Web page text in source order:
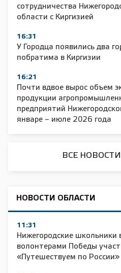
сотрудничества
области с Киргизией
16:31
У Городца появились два
побратима в Киргизии
16:21
Почти вдвое вырос объем
продукции
предприятий
январе – июле 2026 года
ВСЕ НОВОСТИ
НОВОСТИ ОБЛАСТИ
11:31
Нижегородские школьники
волонтерами Победы
«Путешествуем по России»